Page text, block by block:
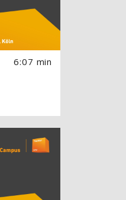
6:07 min
überspringen